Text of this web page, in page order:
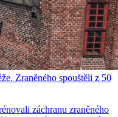
Zraněného spouštěli z 50
záchranu zraněného